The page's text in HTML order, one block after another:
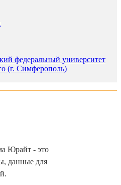
федеральный университет
(г. Симферополь)
Юрайт - это
данные для